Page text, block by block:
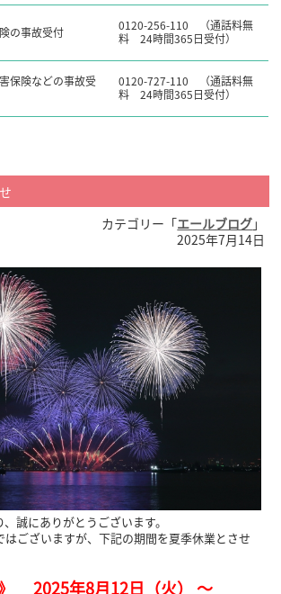
の事故受付
0120-256-110 （通話料無
料 24時間365日受付）
保険などの事故受
0120-727-110 （通話料無
料 24時間365日受付）
カテゴリー「エールブログ」
2025年7月14日
誠にありがとうございます。
ございますが、下記の期間を夏季休業とさせ
》 2025年8月12日（火） ～